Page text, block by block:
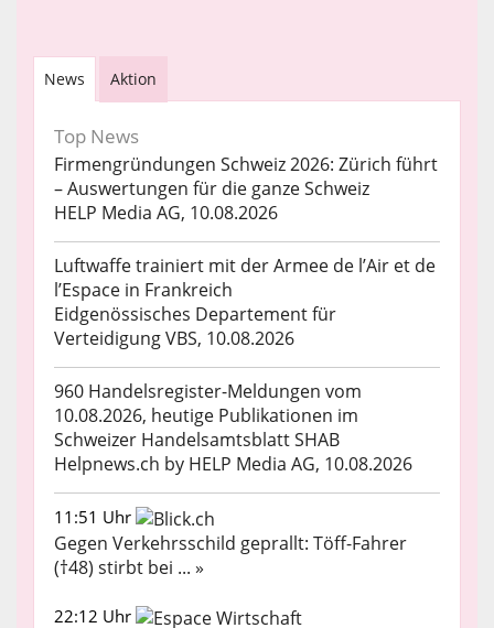
News Aktion
Top News
Firmengründungen Schweiz 2026: Zürich führt
– Auswertungen für die ganze Schweiz
HELP Media AG, 10.08.2026
Luftwaffe trainiert mit der Armee de l’Air et de
l’Espace in Frankreich
Eidgenössisches Departement für
Verteidigung VBS, 10.08.2026
960 Handelsregister-Meldungen vom
10.08.2026, heutige Publikationen im
Schweizer Handelsamtsblatt SHAB
Helpnews.ch by HELP Media AG, 10.08.2026
11:51 Uhr
Gegen Verkehrsschild geprallt: Töff-Fahrer
(†48) stirbt bei ... »
22:12 Uhr